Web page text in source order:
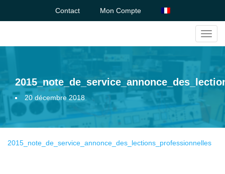
Contact Mon Compte
20 décembre 2018
2015_note_de_service_annonce_des_lections_professionnelles